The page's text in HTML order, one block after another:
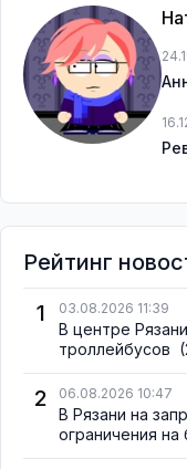
Рейтинг
1
03.08.2026 11:39
В центре
троллейбусов
2 06.08.2026 10:47
В Рязани на
ограничения на